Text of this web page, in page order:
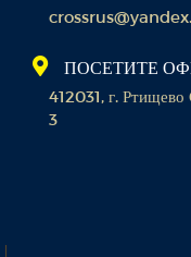
ПОСЕТИТЕ
412031, г. Ртищево
3